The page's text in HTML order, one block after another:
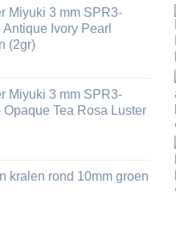
Miyuki 3 mm SPR3-
Antique Ivory Pearl
(2gr)
Miyuki 3 mm SPR3-
Opaque Tea Rosa Luster
kralen rond 10mm groen